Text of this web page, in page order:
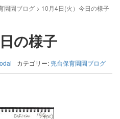
園園ブログ > 10月4日(火）今日の様子
の様子
カテゴリー: 兜台保育園園ブログ